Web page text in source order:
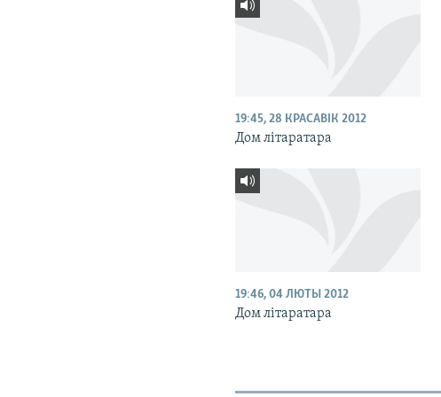
19:45, 28 КРАСАВІК 2012
Дом літаратара
19:46, 04 ЛЮТЫ 2012
Дом літаратара